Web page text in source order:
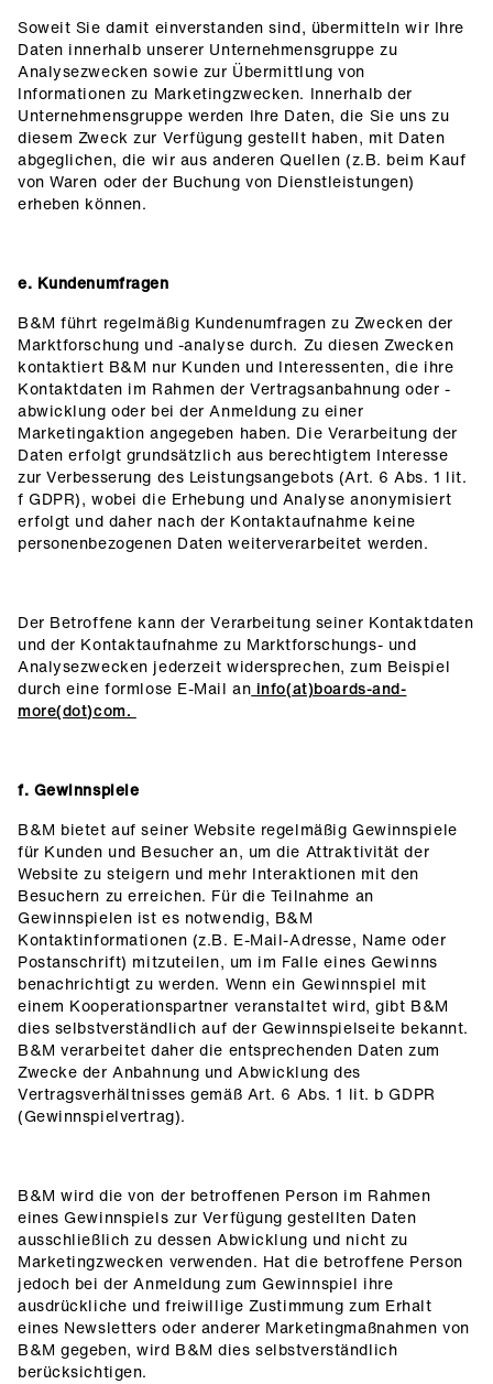
Soweit Sie damit einverstanden sind, übermitteln wir Ihre
Daten innerhalb unserer Unternehmensgruppe zu
Analysezwecken sowie zur Übermittlung von
Informationen zu Marketingzwecken. Innerhalb der
Unternehmensgruppe werden Ihre Daten, die Sie uns zu
diesem Zweck zur Verfügung gestellt haben, mit Daten
abgeglichen, die wir aus anderen Quellen (z.B. beim Kauf
von Waren oder der Buchung von Dienstleistungen)
erheben können.
e. Kundenumfragen
B&M führt regelmäßig Kundenumfragen zu Zwecken der
Marktforschung und -analyse durch. Zu diesen Zwecken
kontaktiert B&M nur Kunden und Interessenten, die ihre
Kontaktdaten im Rahmen der Vertragsanbahnung oder -
abwicklung oder bei der Anmeldung zu einer
Marketingaktion angegeben haben. Die Verarbeitung der
Daten erfolgt grundsätzlich aus berechtigtem Interesse
zur Verbesserung des Leistungsangebots (Art. 6 Abs. 1 lit.
f GDPR), wobei die Erhebung und Analyse anonymisiert
erfolgt und daher nach der Kontaktaufnahme keine
personenbezogenen Daten weiterverarbeitet werden.
Der Betroffene kann der Verarbeitung seiner Kontaktdaten
und der Kontaktaufnahme zu Marktforschungs- und
Analysezwecken jederzeit widersprechen, zum Beispiel
durch eine formlose E-Mail an info(at)boards-and-
more(dot)com.
f. Gewinnspiele
B&M bietet auf seiner Website regelmäßig Gewinnspiele
für Kunden und Besucher an, um die Attraktivität der
Website zu steigern und mehr Interaktionen mit den
Besuchern zu erreichen. Für die Teilnahme an
Gewinnspielen ist es notwendig, B&M
Kontaktinformationen (z.B. E-Mail-Adresse, Name oder
Postanschrift) mitzuteilen, um im Falle eines Gewinns
benachrichtigt zu werden. Wenn ein Gewinnspiel mit
einem Kooperationspartner veranstaltet wird, gibt B&M
dies selbstverständlich auf der Gewinnspielseite bekannt.
B&M verarbeitet daher die entsprechenden Daten zum
Zwecke der Anbahnung und Abwicklung des
Vertragsverhältnisses gemäß Art. 6 Abs. 1 lit. b GDPR
(Gewinnspielvertrag).
B&M wird die von der betroffenen Person im Rahmen
eines Gewinnspiels zur Verfügung gestellten Daten
ausschließlich zu dessen Abwicklung und nicht zu
Marketingzwecken verwenden. Hat die betroffene Person
jedoch bei der Anmeldung zum Gewinnspiel ihre
ausdrückliche und freiwillige Zustimmung zum Erhalt
eines Newsletters oder anderer Marketingmaßnahmen von
B&M gegeben, wird B&M dies selbstverständlich
berücksichtigen.